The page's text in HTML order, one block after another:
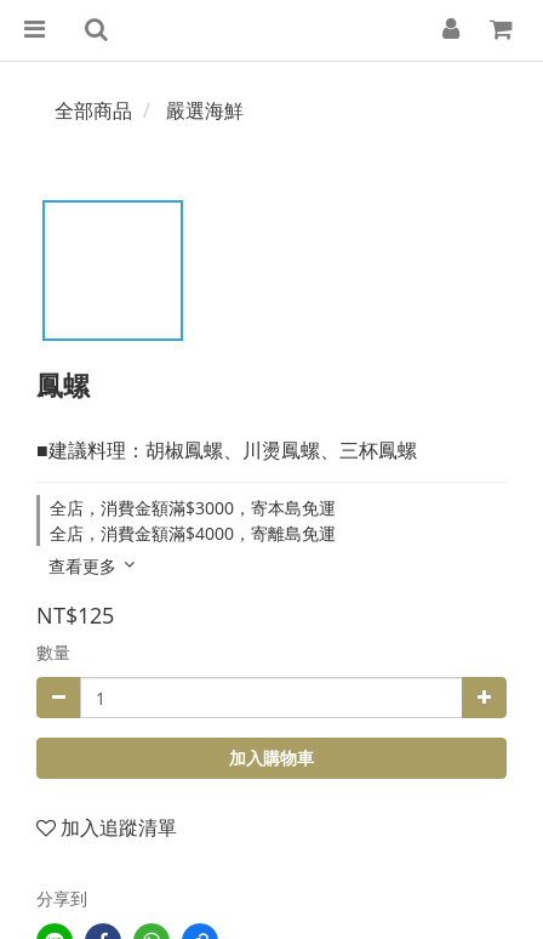
全部商品 嚴選海鮮
鳳螺
■建議料理：胡椒鳳螺、川燙鳳螺、三杯鳳螺
全店，消費金額滿$3000，寄本島免運
全店，消費金額滿$4000，寄離島免運
查看更多
NT$125
數量
加入購物車
加入追蹤清單
分享到